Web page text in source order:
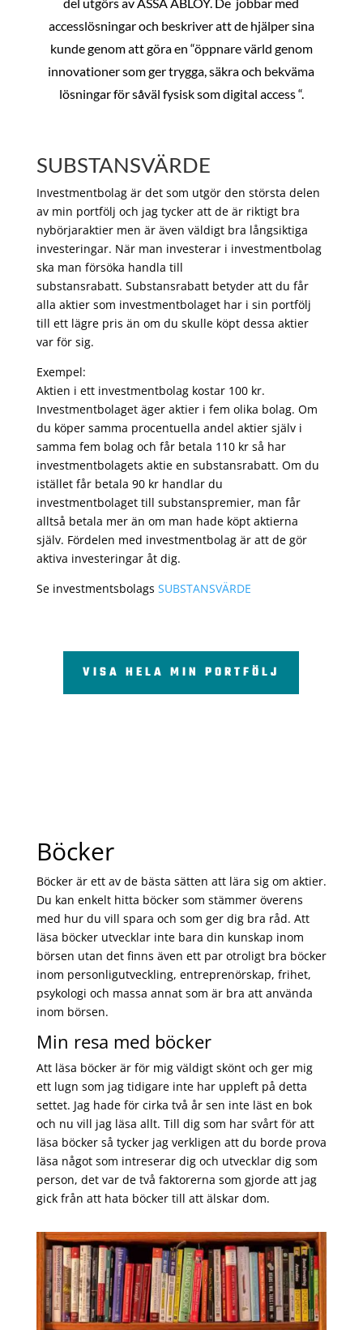
del utgörs av ASSA ABLOY. De jobbar med
accesslösningar och beskriver att de hjälper sina
kunde genom att göra en “öppnare värld genom
innovationer som ger trygga, säkra och bekväma
lösningar för såväl fysisk som digital access “.
SUBSTANSVÄRDE
Investmentbolag är det som utgör den största delen
av min portfölj och jag tycker att de är riktigt bra
nybörjaraktier men är även väldigt bra långsiktiga
investeringar. När man investerar i investmentbolag
ska man försöka handla till
substansrabatt. Substansrabatt betyder att du får
alla aktier som investmentbolaget har i sin portfölj
till ett lägre pris än om du skulle köpt dessa aktier
var för sig.
Exempel:
Aktien i ett investmentbolag kostar 100 kr.
Investmentbolaget äger aktier i fem olika bolag. Om
du köper samma procentuella andel aktier själv i
samma fem bolag och får betala 110 kr så har
investmentbolagets aktie en substansrabatt. Om du
istället får betala 90 kr handlar du
investmentbolaget till substanspremier, man får
alltså betala mer än om man hade köpt aktierna
själv. Fördelen med investmentbolag är att de gör
aktiva investeringar åt dig.
Se investmentsbolags SUBSTANSVÄRDE
VISA HELA MIN PORTFÖLJ
Böcker
Böcker är ett av de bästa sätten att lära sig om aktier.
Du kan enkelt hitta böcker som stämmer överens
med hur du vill spara och som ger dig bra råd. Att
läsa böcker utvecklar inte bara din kunskap inom
börsen utan det finns även ett par otroligt bra böcker
inom personligutveckling, entreprenörskap, frihet,
psykologi och massa annat som är bra att använda
inom börsen.
Min resa med böcker
Att läsa böcker är för mig väldigt skönt och ger mig
ett lugn som jag tidigare inte har uppleft på detta
settet. Jag hade för cirka två år sen inte läst en bok
och nu vill jag läsa allt. Till dig som har svårt för att
läsa böcker så tycker jag verkligen att du borde prova
läsa något som intreserar dig och utvecklar dig som
person, det var de två faktorerna som gjorde att jag
gick från att hata böcker till att älskar dom.